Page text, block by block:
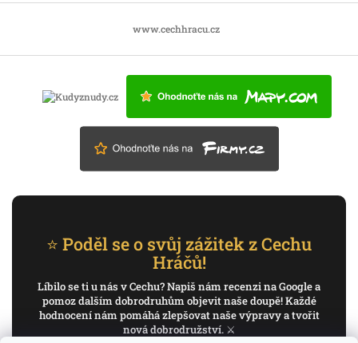
www.cechhracu.cz
⭐ Poděl se o svůj zážitek z Cechu
Hráčů!
Líbilo se ti u nás v Cechu? Napiš nám recenzi na Google a
pomoz dalším dobrodruhům objevit naše doupě! Každé
hodnocení nám pomáhá zlepšovat naše výpravy a tvořit
nová dobrodružství. ⚔️